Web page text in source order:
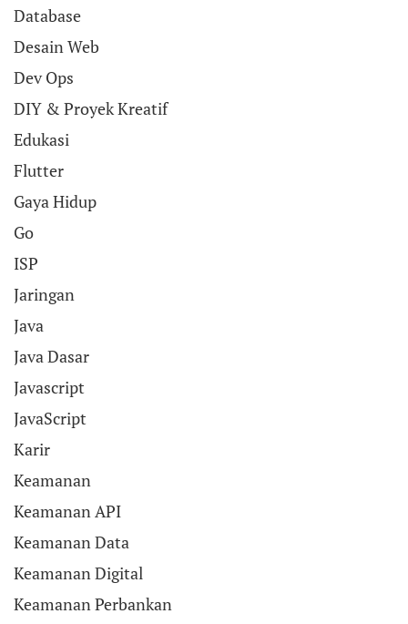
Database
Desain Web
Dev Ops
DIY & Proyek Kreatif
Edukasi
Flutter
Gaya Hidup
Go
ISP
Jaringan
Java
Java Dasar
Javascript
JavaScript
Karir
Keamanan
Keamanan API
Keamanan Data
Keamanan Digital
Keamanan Perbankan